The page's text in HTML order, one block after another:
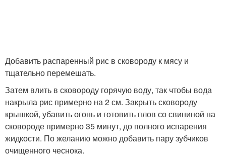
Добавить распаренный рис в сковороду к мясу и
тщательно перемешать.
Затем влить в сковороду горячую воду, так чтобы вода
накрыла рис примерно на 2 см. Закрыть сковороду
крышкой, убавить огонь и готовить плов со свининой на
сковороде примерно 35 минут, до полного испарения
жидкости. По желанию можно добавить пару зубчиков
очищенного чеснока.